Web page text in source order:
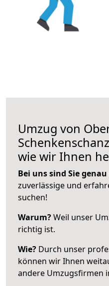
Umzug von
wie wir Ihnen
Bei uns sind Sie
zuverlässige und
suchen!
Warum?Weil unser
richtig ist.
Wie? Durch unser
können wir Ihnen
andere Umzugsfirmen